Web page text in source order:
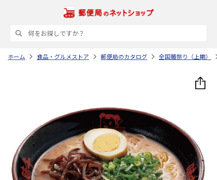
ホーム 食品・グルメストア 郵便局のカタログ 全国麺祭り（上期）